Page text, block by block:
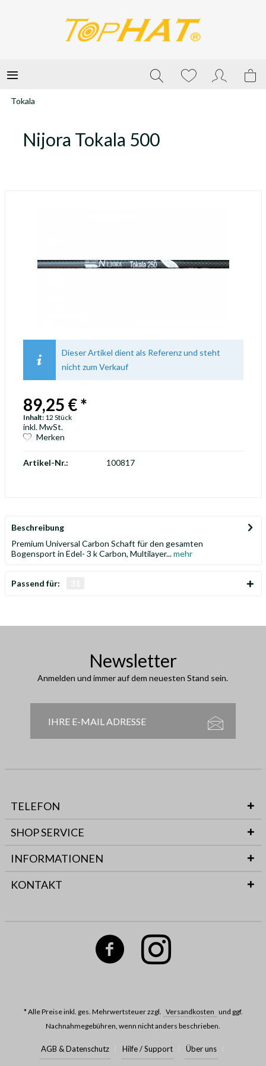
Tokala
Nijora Tokala 500
Dieser Artikel dient als Referenz und steht
nicht zum Verkauf
89,25 € *
Inhalt: 12 Stück
inkl. MwSt.
Merken
Artikel-Nr.: 100817
Beschreibung
Premium Universal Carbon Schaft für den gesamten
Bogensport in Edel- 3 k Carbon, Multilayer...mehr
Passend für:
Newsletter
Anmelden und immer auf dem neuesten Stand sein.
TELEFON
SHOP SERVICE
INFORMATIONEN
KONTAKT
* Alle Preise inkl. ges. Mehrwertsteuer zzgl. Versandkosten und ggf.
Nachnahmegebühren, wenn nicht anders beschrieben.
AGB & Datenschutz Hilfe / Support Über uns